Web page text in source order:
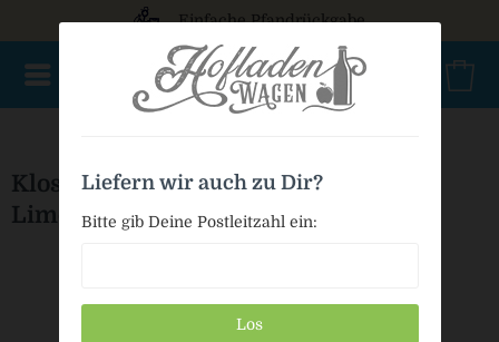
Einfache Pfandrückgabe
Klosterbrauerei Mallersdorf -
Limomischkasten
Liefern wir auch zu Dir?
Bitte gib Deine Postleitzahl ein:
Los